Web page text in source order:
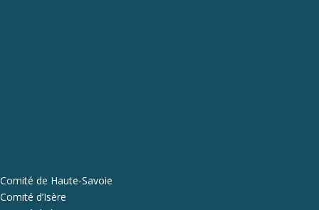
Comité de Haute-Savoie
Comité d’Isère